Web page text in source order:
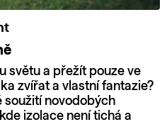
světu a přežít pouze ve
zvířat a vlastní fantazie?
soužití novodobých
izolace není tichá a